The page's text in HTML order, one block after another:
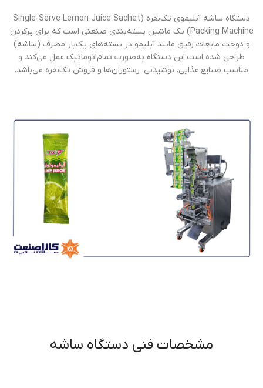
دستگاه ساشه آبلیموی تک‌نفره (Single-Serve Lemon Juice Sachet
Packing Machine) یک ماشین بسته‌بندی صنعتی است که برای پرکردن
و دوخت مایعات رقیق مانند آبلیمو در بسته‌های یک‌بار مصرف (ساشه)
طراحی شده است.این دستگاه به‌صورت تمام‌اتوماتیک عمل می‌کند و
مناسب صنایع غذایی، نوشیدنی، رستوران‌ها و فروش تک‌نفره می‌باشد.
مشخصات فنی دستگاه ساشه